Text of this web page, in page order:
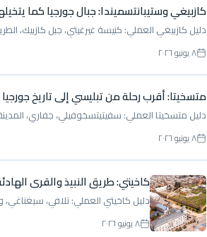
كازبيغي وستيبانتسميندا: جبال جورجيا كما
دليل كازبيغي العملي: كنيسة غيرغيتي، جبل كازبيك،
٨ يونيو ٢٠٢٦
متسخيتا: أقرب رحلة من تبليسي إلى تاريخ جورجيا
دليل متسخيتا العملي: سفيتيتسخوفيلي، جفاري،
٨ يونيو ٢٠٢٦
كاخيتي: طريق النبيذ والقرى
دليل كاخيتي العملي: تلافي، سيغناغي،
٨ يونيو ٢٠٢٦